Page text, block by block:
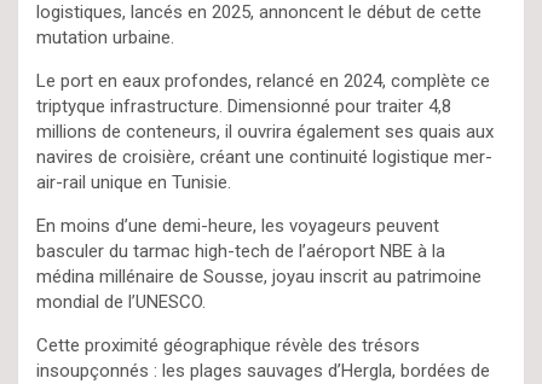
logistiques, lancés en 2025, annoncent le début de cette
mutation urbaine.
Le port en eaux profondes, relancé en 2024, complète ce
triptyque infrastructure. Dimensionné pour traiter 4,8
millions de conteneurs, il ouvrira également ses quais aux
navires de croisière, créant une continuité logistique mer-
air-rail unique en Tunisie.
En moins d’une demi-heure, les voyageurs peuvent
basculer du tarmac high-tech de l’aéroport NBE à la
médina millénaire de Sousse, joyau inscrit au patrimoine
mondial de l’UNESCO.
Cette proximité géographique révèle des trésors
insoupçonnés : les plages sauvages d’Hergla, bordées de